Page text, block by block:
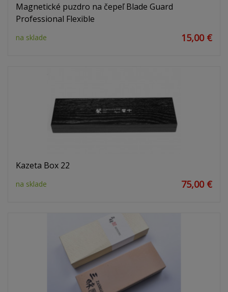
Magnetické puzdro na čepeľ Blade Guard
Professional Flexible
na sklade 15,00 €
Kazeta Box 22
na sklade 75,00 €